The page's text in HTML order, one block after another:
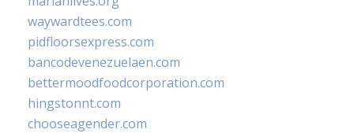
waywardtees.com
pidfloorsexpress.com
bancodevenezuelaen.com
bettermoodfoodcorporation.com
hingstonnt.com
chooseagender.com